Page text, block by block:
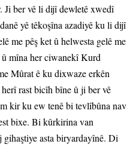
Ji ber vê li dijî dewletê xwedî
yê têkoşîna azadiyê ku li dijî
me pêş ket û helwesta gelê me
mîna her ciwanekî Kurd
Mûrat ê ku dixwaze erkên
rast bicîh bîne û ji ber vê
kir ku ew tenê bi tevlîbûna nav
bixe. Bi kûrkirina van
asta biryardayînê. Di